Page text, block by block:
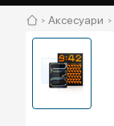
Аксесуари